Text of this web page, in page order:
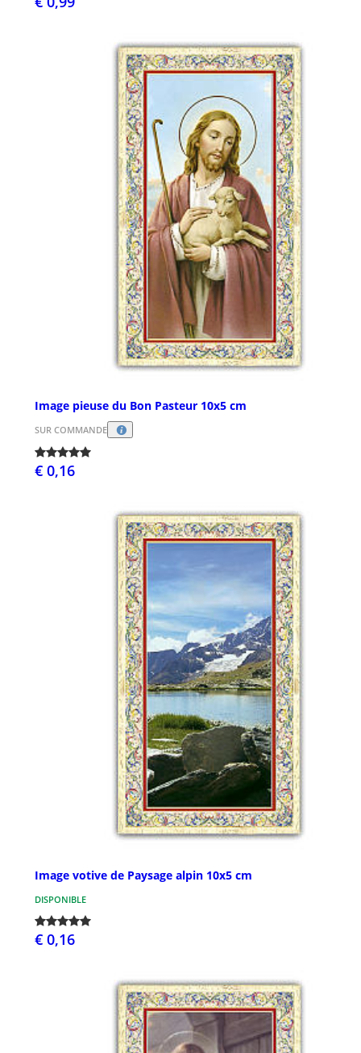
Image pieuse du Bon Pasteur 10x5 cm
SUR COMMANDE
€ 0,16
Image votive de Paysage alpin 10x5 cm
DISPONIBLE
€ 0,16